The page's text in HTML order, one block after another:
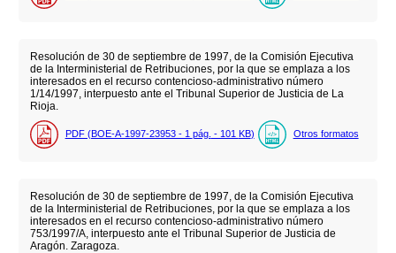
Resolución de 30 de septiembre de 1997, de la Comisión Ejecutiva
de la Interministerial de Retribuciones, por la que se emplaza a los
interesados en el recurso contencioso-administrativo número
1/14/1997, interpuesto ante el Tribunal Superior de Justicia de La
Rioja.
PDF (BOE-A-1997-23953 - 1 pág. - 101 KB) Otros formatos
Resolución de 30 de septiembre de 1997, de la Comisión Ejecutiva
de la Interministerial de Retribuciones, por la que se emplaza a los
interesados en el recurso contencioso-administrativo número
753/1997/A, interpuesto ante el Tribunal Superior de Justicia de
Aragón. Zaragoza.